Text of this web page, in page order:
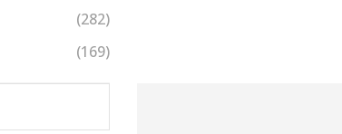
(282)
(169)